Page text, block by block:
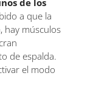
a que la
hay músculos
de espalda.
el modo